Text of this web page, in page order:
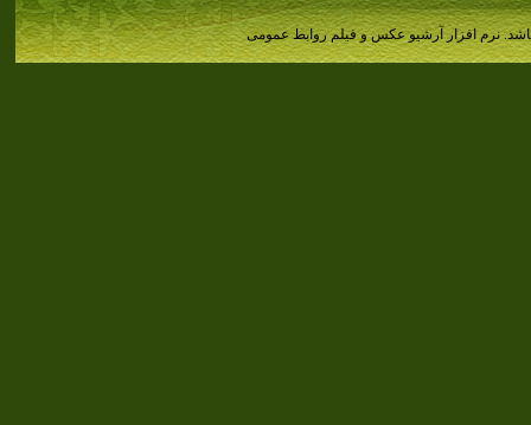
نرم افزار آرشیو عکس و فیلم روابط عمومی